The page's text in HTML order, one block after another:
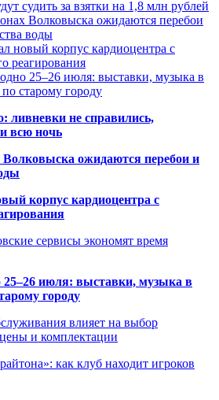
судить за взятки на 1,8 млн рублей
Волковыска ожидаются перебои
воды
новый корпус кардиоцентра с
реагирования
25–26 июля: выставки, музыка в
старому городу
ливневки не справились,
всю ночь
Волковыска ожидаются перебои и
корпус кардиоцентра с
сервисы экономят время
25–26 июля: выставки, музыка в
городу
влияет на выбор
и комплектации
как клуб находит игроков